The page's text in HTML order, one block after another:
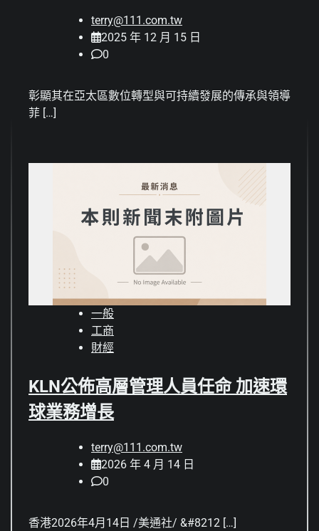
terry@111.com.tw
2025 年 12 月 15 日
0
彰顯其在亞太區數位轉型與可持續發展的傳承與領導
菲 […]
一般
工商
財經
KLN公佈高層管理人員任命 加速環
球業務增長
terry@111.com.tw
2026 年 4 月 14 日
0
香港2026年4月14日 /美通社/ &#8212 […]